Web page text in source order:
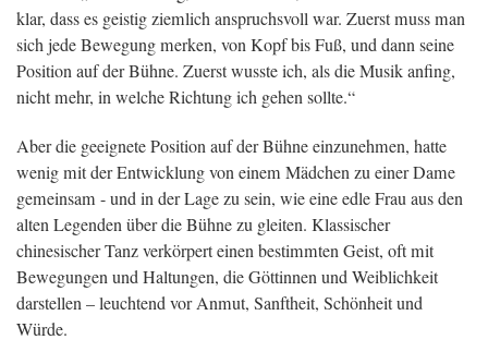
klar, dass es geistig ziemlich anspruchsvoll war. Zuerst muss man
sich jede Bewegung merken, von Kopf bis Fuß, und dann seine
Position auf der Bühne. Zuerst wusste ich, als die Musik anfing,
nicht mehr, in welche Richtung ich gehen sollte.“
Aber die geeignete Position auf der Bühne einzunehmen, hatte
wenig mit der Entwicklung von einem Mädchen zu einer Dame
gemeinsam - und in der Lage zu sein, wie eine edle Frau aus den
alten Legenden über die Bühne zu gleiten. Klassischer
chinesischer Tanz verkörpert einen bestimmten Geist, oft mit
Bewegungen und Haltungen, die Göttinnen und Weiblichkeit
darstellen – leuchtend vor Anmut, Sanftheit, Schönheit und
Würde.